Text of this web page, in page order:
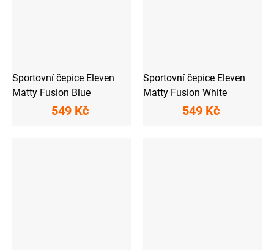
Sportovní čepice Eleven
Matty Fusion Blue
549 Kč
Sportovní čepice Eleven
Matty Fusion White
549 Kč